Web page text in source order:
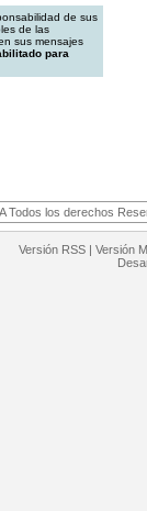
de sus
de las
sus mensajes
para
Todos los derechos
Versión RSS| Versión